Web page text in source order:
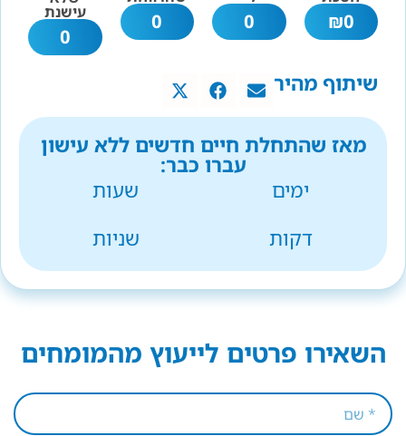
0
₪
0
0 עישנת
0
שיתוף מהיר
מאז שהתחלת חיים חדשים ללא עישון
עברו כבר:
ימים
שעות
דקות
שניות
השאירו פרטים לייעוץ מהמומחים